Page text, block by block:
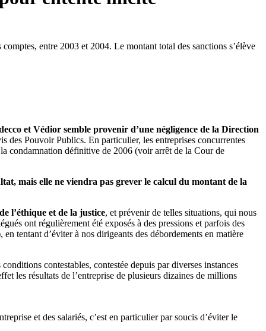
entre 2003 et 2004. Le montant total des sanctions s’élève
et Védior semble provenir d’une négligence de la Direction
des Pouvoir Publics. En particulier, les entreprises concurrentes
condamnation définitive de 2006 (voir arrêt de la Cour de
mais elle ne viendra pas grever le calcul du montant de la
l’éthique et de la justice, et prévenir de telles situations, qui nous
ont régulièrement été exposés à des pressions et parfois des
tentant d’éviter à nos dirigeants des débordements en matière
contestables, contestée depuis par diverses instances
les résultats de l’entreprise de plusieurs dizaines de millions
et des salariés, c’est en particulier par soucis d’éviter le